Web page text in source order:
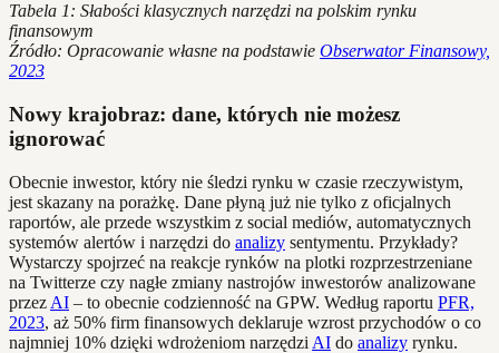
Tabela 1: Słabości klasycznych narzędzi na polskim rynku
finansowym
Źródło: Opracowanie własne na podstawie Obserwator Finansowy,
2023
Nowy krajobraz: dane, których nie możesz
ignorować
Obecnie inwestor, który nie śledzi rynku w czasie rzeczywistym,
jest skazany na porażkę. Dane płyną już nie tylko z oficjalnych
raportów, ale przede wszystkim z social mediów, automatycznych
systemów alertów i narzędzi do analizy sentymentu. Przykłady?
Wystarczy spojrzeć na reakcje rynków na plotki rozprzestrzeniane
na Twitterze czy nagłe zmiany nastrojów inwestorów analizowane
przez AI – to obecnie codzienność na GPW. Według raportu PFR,
2023, aż 50% firm finansowych deklaruje wzrost przychodów o co
najmniej 10% dzięki wdrożeniom narzędzi AI do analizy rynku.